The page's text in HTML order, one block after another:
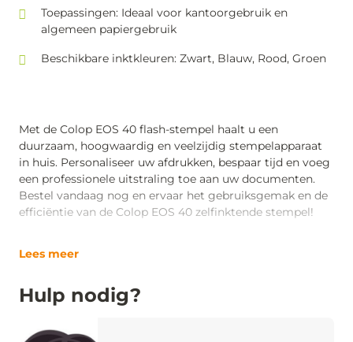
Toepassingen: Ideaal voor kantoorgebruik en
algemeen papiergebruik
Beschikbare inktkleuren: Zwart, Blauw, Rood, Groen
Met de Colop EOS 40 flash-stempel haalt u een
duurzaam, hoogwaardig en veelzijdig stempelapparaat
in huis. Personaliseer uw afdrukken, bespaar tijd en voeg
een professionele uitstraling toe aan uw documenten.
Bestel vandaag nog en ervaar het gebruiksgemak en de
efficiëntie van de Colop EOS 40 zelfinktende stempel!
Lees meer
Hulp nodig?